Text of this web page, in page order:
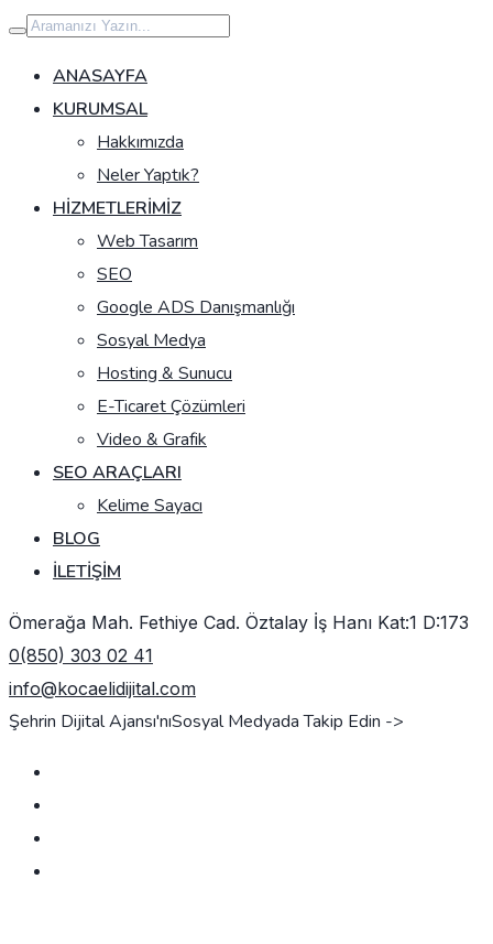
İçeriğe
geç
ANASAYFA
KURUMSAL
Hakkımızda
Neler Yaptık?
HIZMETLERIMIZ
Web Tasarım
SEO
Google ADS Danışmanlığı
Sosyal Medya
Hosting & Sunucu
E-Ticaret Çözümleri
Video & Grafik
SEO ARAÇLARI
Kelime Sayacı
BLOG
İLETIŞIM
Ömerağa Mah. Fethiye Cad. Öztalay İş Hanı Kat:1 D:173
0(850) 303 02 41
info@kocaelidijital.com
Şehrin Dijital Ajansı'nıSosyal Medyada Takip Edin ->